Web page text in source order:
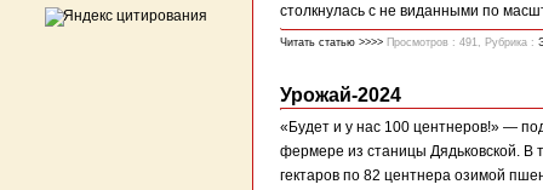
столкнулась с не виданными по
Читать статью >>>> Просмотров : 491, Рубрика :
Урожай-2024
«Будет и у нас 100 центнеров!» —
фермере из станицы Дядьковской. В
гектаров по 82 центнера озимой